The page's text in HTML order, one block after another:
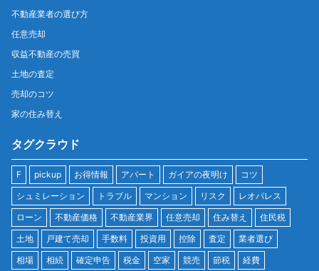
不動産業者の選び方
任意売却
収益不動産の売買
土地の査定
売却のコツ
家の住み替え
タグクラウド
F pickup お得情報 アパート ガイアの夜明け
コツ
シュミレーション
トラブル マンション リスク
レオパレス
ローン
不動産価格 不動産業界 任意売却 住み替え
住民税
土地
戸建て売却 手数料 投資用 控除 査定
業者選び
相場
相続 確定申告 税金 空家 競売 節税 経費